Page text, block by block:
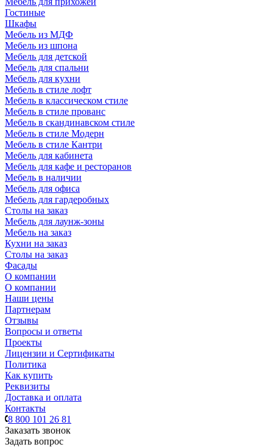
Гостиные
Шкафы
Мебель из МДФ
Мебель из шпона
Мебель для детской
Мебель для спальни
Мебель для кухни
Мебель в стиле лофт
Мебель в классическом стиле
Мебель в стиле прованс
Мебель в скандинавском стиле
Мебель в стиле Модерн
Мебель в стиле Кантри
Мебель для кабинета
Мебель для кафе и ресторанов
Мебель в наличии
Мебель для офиса
Мебель для гардеробных
Столы на заказ
Мебель для лаунж-зоны
Мебель на заказ
Кухни на заказ
Столы на заказ
Фасады
О компании
О компании
Наши цены
Партнерам
Отзывы
Вопросы и ответы
Проекты
Лицензии и Сертификаты
Политика
Как купить
Реквизиты
Доставка и оплата
Контакты
8 800 101 26 81
Заказать звонок
Задать вопрос